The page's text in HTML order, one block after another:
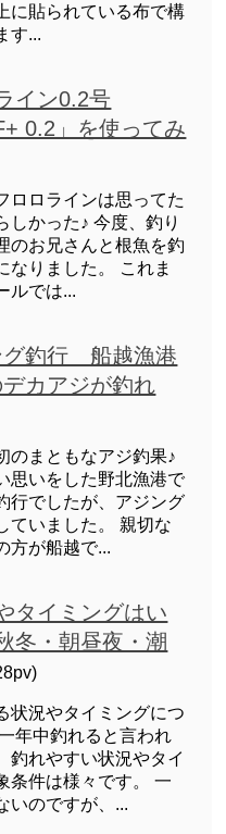
に貼られている布で構
す...
イン0.2号
0.2」を使ってみ
ロロラインは思ってた
しかった♪ 今度、釣り
のお兄さんと根魚を釣
なりました。 これま
ルでは...
釣行 船越漁港
カアジが釣れ
のまともなアジ釣果♪
思いをした野北漁港で
行でしたが、アジング
ていました。 親切な
方が船越で...
タイミングはい
・朝昼夜・潮
状況やタイミングにつ
年中釣れると言われ
釣れやすい状況やタイ
条件は様々です。 一
いのですが、...